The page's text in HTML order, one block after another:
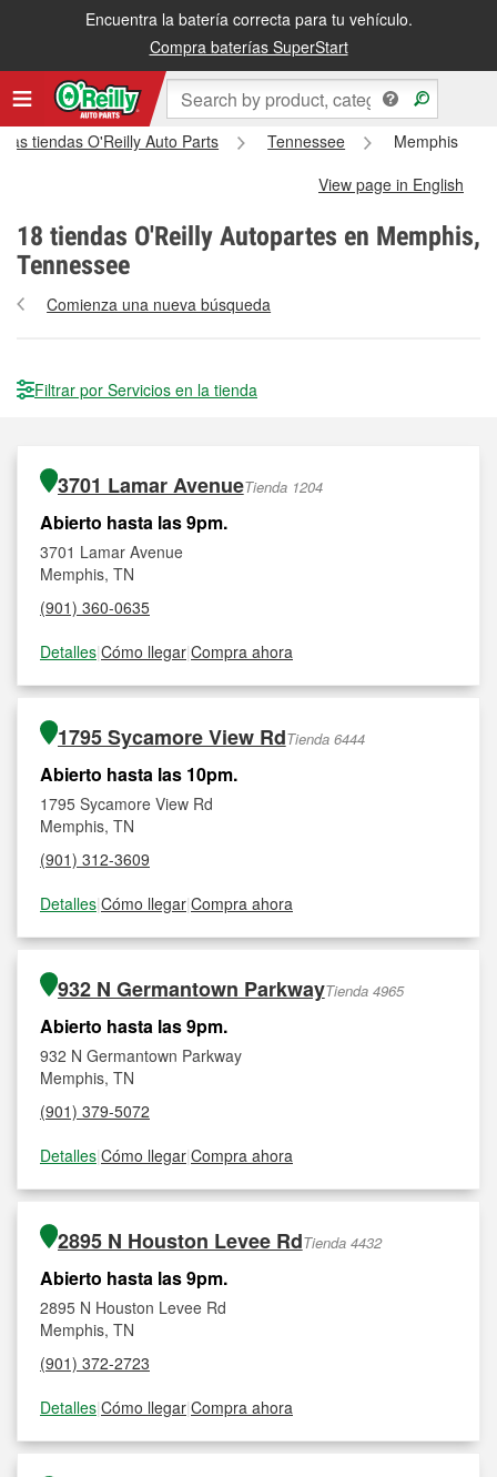
Encuentra la batería correcta para tu vehículo.
Compra baterías SuperStart
las tiendas O'Reilly Auto Parts Tennessee
Memphis
View page in English
18 tiendas O'Reilly Autopartes en Memphis,
Tennessee
Comienza una nueva búsqueda
Filtrar por Servicios en la tienda
3701 Lamar AvenueTienda 1204
Abierto hasta las 9pm.
3701 Lamar Avenue
Memphis, TN
(901) 360-0635
Detalles|Cómo llegar|Compra ahora
1795 Sycamore View RdTienda 6444
Abierto hasta las 10pm.
1795 Sycamore View Rd
Memphis, TN
(901) 312-3609
Detalles|Cómo llegar|Compra ahora
932 N Germantown ParkwayTienda 4965
Abierto hasta las 9pm.
932 N Germantown Parkway
Memphis, TN
(901) 379-5072
Detalles|Cómo llegar|Compra ahora
2895 N Houston Levee RdTienda 4432
Abierto hasta las 9pm.
2895 N Houston Levee Rd
Memphis, TN
(901) 372-2723
Detalles|Cómo llegar|Compra ahora